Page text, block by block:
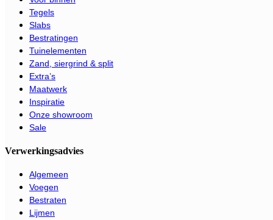
Tegels
Slabs
Bestratingen
Tuinelementen
Zand, siergrind & split
Extra’s
Maatwerk
Inspiratie
Onze showroom
Sale
Verwerkingsadvies
Algemeen
Voegen
Bestraten
Lijmen